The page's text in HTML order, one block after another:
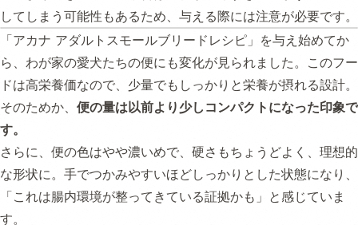
してしまう可能性もあるため、与える際には注意が必要です。
「アカナ アダルトスモールブリードレシピ」を与え始めてか
ら、わが家の愛犬たちの便にも変化が見られました。このフー
ドは高栄養価なので、少量でもしっかりと栄養が摂れる設計。
そのためか、 便の量は以前より少しコンパクトになった印象で
す。
さらに、便の色はやや濃いめで、硬さもちょうどよく、理想的
な形状に。手でつかみやすいほどしっかりとした状態になり、
「これは腸内環境が整ってきている証拠かも」と感じていま
す。